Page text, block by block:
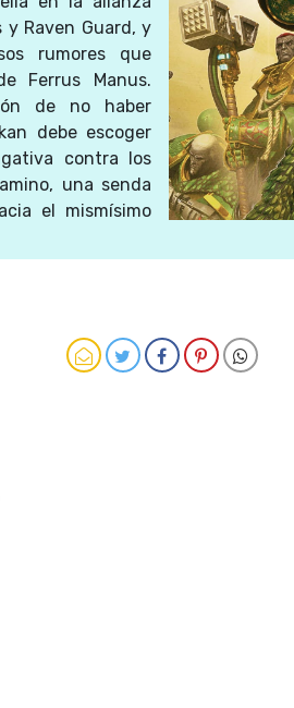
y Raven Guard, y
rumores que
Ferrus Manus.
de no haber
debe escoger
contra los
una senda
el mismísimo